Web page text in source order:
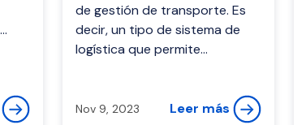
de gestión de transporte. Es
decir, un tipo de sistema de
logística que permite
permite aumentar ...
Nov 9, 2023 Leer más